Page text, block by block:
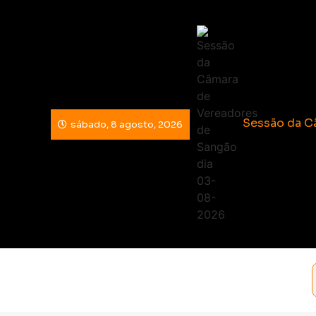
sábado, 8 agosto, 2026 Sessão da
Esporte e
Sangão